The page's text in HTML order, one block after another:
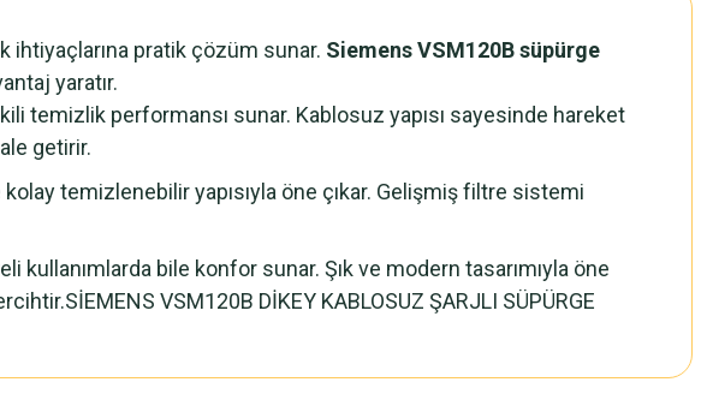
ihtiyaçlarına pratik çözüm sunar. Siemens VSM120B süpürge
yaratır.
temizlik performansı sunar. Kablosuz yapısı sayesinde hareket
getirir.
temizlenebilir yapısıyla öne çıkar. Gelişmiş filtre sistemi
kullanımlarda bile konfor sunar. Şık ve modern tasarımıyla öne
VSM120B DİKEY KABLOSUZ ŞARJLI SÜPÜRGE